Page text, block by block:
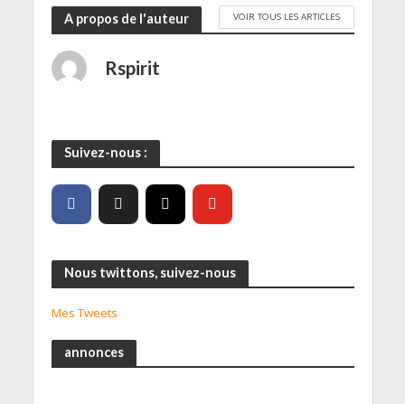
A propos de l'auteur VOIR TOUS LES ARTICLES
Rspirit
Suivez-nous :
Nous twittons, suivez-nous
Mes Tweets
annonces